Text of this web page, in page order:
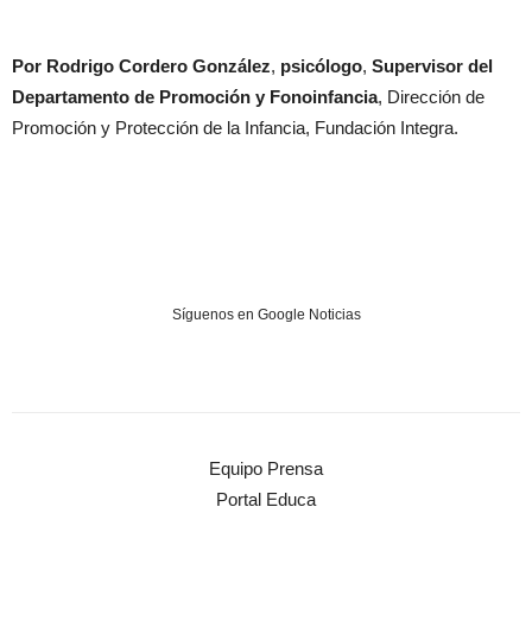
Por Rodrigo Cordero González, psicólogo, Supervisor del
Departamento de Promoción y Fonoinfancia, Dirección de
Promoción y Protección de la Infancia, Fundación Integra.
Síguenos en Google Noticias
Equipo Prensa
Portal Educa